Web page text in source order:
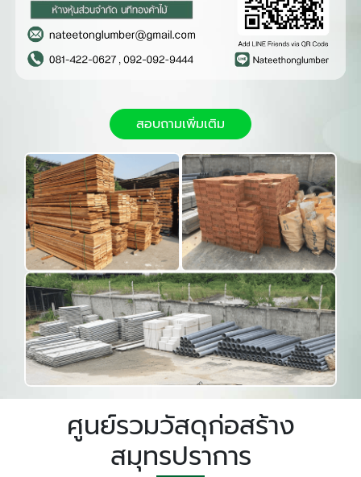
สอบถามเพิ่มเติม
ศูนย์รวมวัสดุก่อสร้าง
สมุทรปราการ